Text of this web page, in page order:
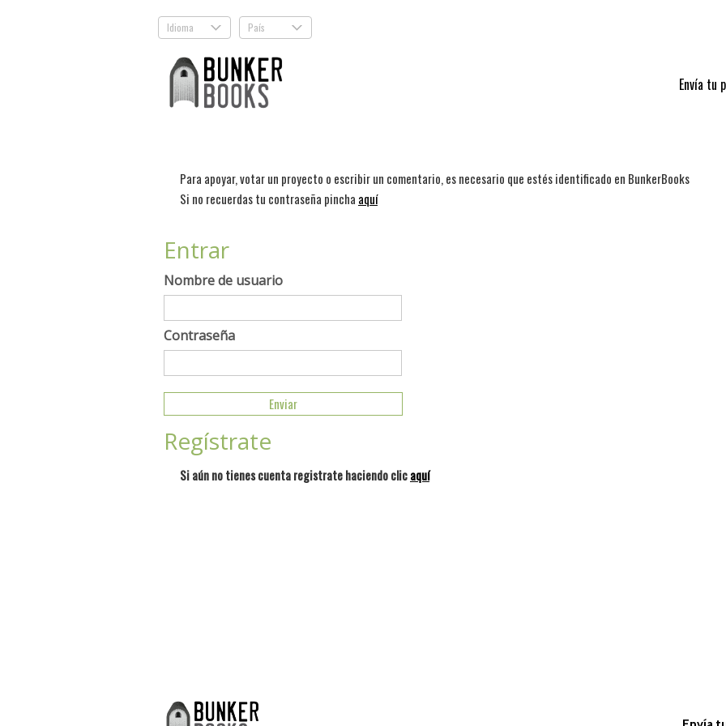
Idioma . País .
Envía tu
Para apoyar, votar un proyecto o escribir un comentario, es necesario que estés identificado en BunkerBooks
Si no recuerdas tu contraseña pincha aquí
Entrar
Nombre de usuario
Contraseña
Regístrate
Si aún no tienes cuenta registrate haciendo clicaquí